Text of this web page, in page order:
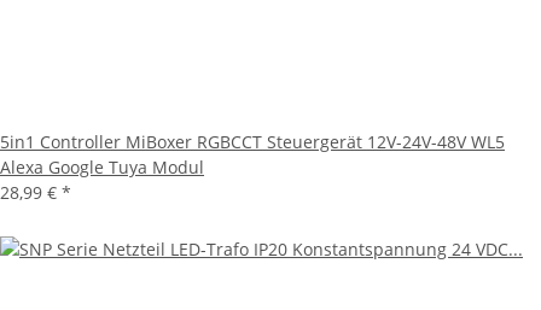
5in1 Controller MiBoxer RGBCCT Steuergerät 12V-24V-48V WL5
Alexa Google Tuya Modul
28,99 € *